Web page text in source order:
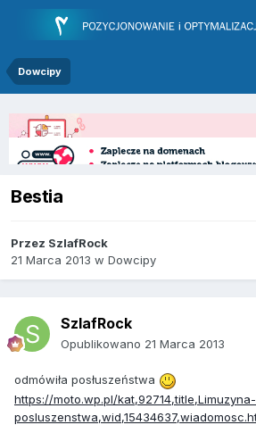
Dowcipy
Bestia
Przez SzlafRock
21 Marca 2013 w Dowcipy
SzlafRock
Opublikowano 21 Marca 2013
odmówiła posłuszeństwa
https://moto.wp.pl/